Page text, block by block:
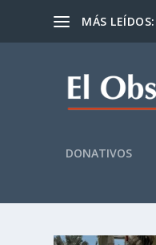
MÁS LEÍDOS:
DONATIVOS